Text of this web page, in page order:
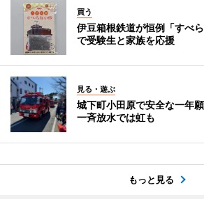
買う
伊豆箱根鉄道が恒例「すべ
で受験生と家族を応援
見る・遊ぶ
城下町小田原で安全な一年
一斉放水では虹も
もっと見る